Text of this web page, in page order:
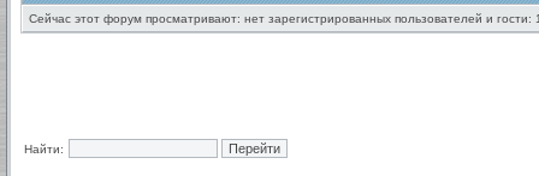
Сейчас этот форум просматривают: нет зарегистрированных пользователей и гости:
Найти: